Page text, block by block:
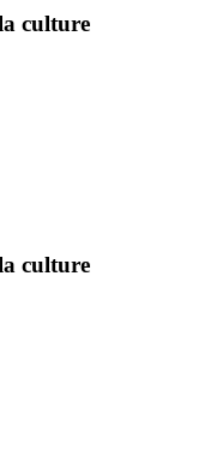
culture
culture